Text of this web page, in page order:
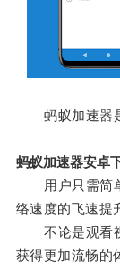
蚂蚁加速器是
蚂蚁加速器安卓
用户只需简单
络速度的飞速提
不论是观看视
获得更加流畅的